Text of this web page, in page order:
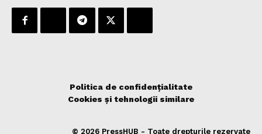
Politica de confidențialitate
Cookies și tehnologii similare
© 2026 PressHUB - Toate drepturile rezervate